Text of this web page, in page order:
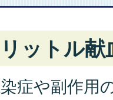
ットル献
症や副作用